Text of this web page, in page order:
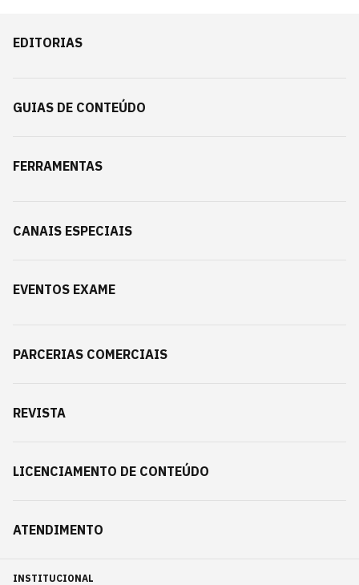
EDITORIAS
GUIAS DE CONTEÚDO
FERRAMENTAS
CANAIS ESPECIAIS
EVENTOS EXAME
PARCERIAS COMERCIAIS
REVISTA
LICENCIAMENTO DE CONTEÚDO
ATENDIMENTO
INSTITUCIONAL